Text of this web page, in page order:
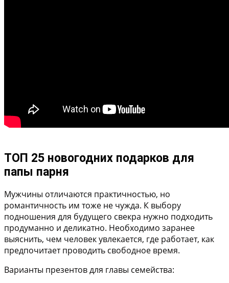
ТОП 25 новогодних подарков для
папы парня
Мужчины отличаются практичностью, но
романтичность им тоже не чужда. К выбору
подношения для будущего свекра нужно подходить
продуманно и деликатно. Необходимо заранее
выяснить, чем человек увлекается, где работает, как
предпочитает проводить свободное время.
Варианты презентов для главы семейства: